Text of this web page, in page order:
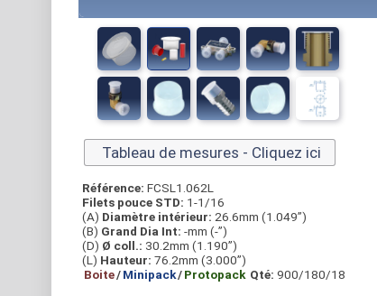
Tableau de mesures - Cliquez ici
Référence: FCSL1.062L
Filets pouce STD: 1-1/16
(A) Diamètre intérieur: 26.6mm (1.049”)
(B) Grand Dia Int: -mm (-”)
(D) Ø coll.: 30.2mm (1.190”)
(L) Hauteur: 76.2mm (3.000”)
Boite/Minipack/Protopack Qté: 900/180/18